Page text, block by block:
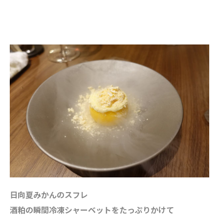
日向夏みかんのスフレ
酒粕の瞬間冷凍シャーベットをたっぷりかけて